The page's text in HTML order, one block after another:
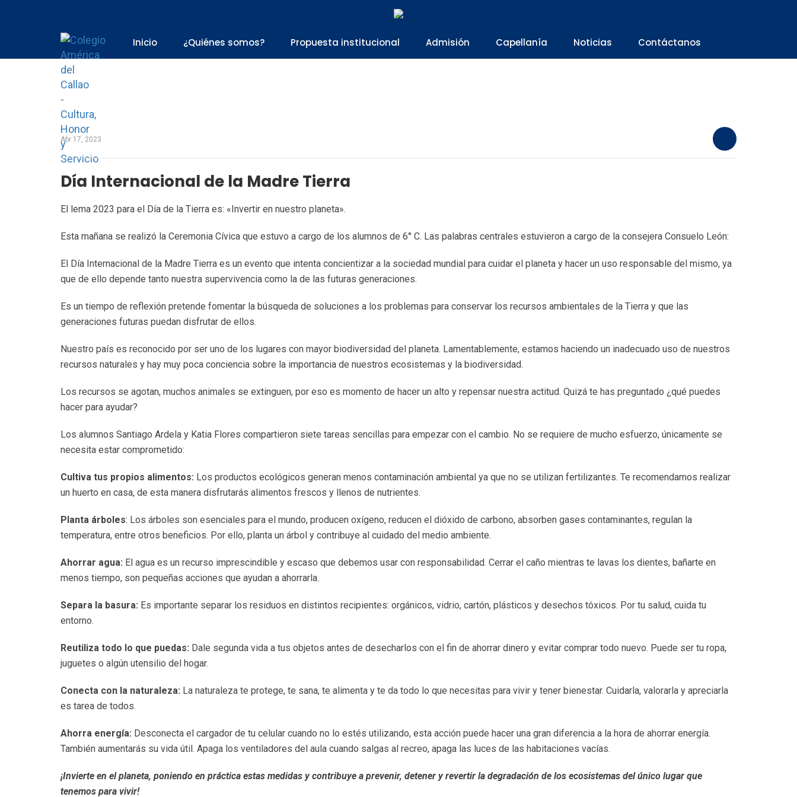
Inicio ¿Quiénes somos? Propuesta institucional Admisión Capellanía Noticias Contáctanos
Abr 17, 2023
Día Internacional de la Madre Tierra
El lema 2023 para el Día de la Tierra es: «Invertir en nuestro planeta».
Esta mañana se realizó la Ceremonia Cívica que estuvo a cargo de los alumnos de 6° C. Las palabras centrales estuvieron a cargo de la consejera Consuelo León:
El Día Internacional de la Madre Tierra es un evento que intenta concientizar a la sociedad mundial para cuidar el planeta y hacer un uso responsable del mismo, ya
que de ello depende tanto nuestra supervivencia como la de las futuras generaciones.
Es un tiempo de reflexión pretende fomentar la búsqueda de soluciones a los problemas para conservar los recursos ambientales de la Tierra y que las
generaciones futuras puedan disfrutar de ellos.
Nuestro país es reconocido por ser uno de los lugares con mayor biodiversidad del planeta. Lamentablemente, estamos haciendo un inadecuado uso de nuestros
recursos naturales y hay muy poca conciencia sobre la importancia de nuestros ecosistemas y la biodiversidad.
Los recursos se agotan, muchos animales se extinguen, por eso es momento de hacer un alto y repensar nuestra actitud. Quizá te has preguntado ¿qué puedes
hacer para ayudar?
Los alumnos Santiago Ardela y Katia Flores compartieron siete tareas sencillas para empezar con el cambio. No se requiere de mucho esfuerzo, únicamente se
necesita estar comprometido:
Cultiva tus propios alimentos: Los productos ecológicos generan menos contaminación ambiental ya que no se utilizan fertilizantes. Te recomendamos realizar
un huerto en casa, de esta manera disfrutarás alimentos frescos y llenos de nutrientes.
Planta árboles: Los árboles son esenciales para el mundo, producen oxígeno, reducen el dióxido de carbono, absorben gases contaminantes, regulan la
temperatura, entre otros beneficios. Por ello, planta un árbol y contribuye al cuidado del medio ambiente.
Ahorrar agua: El agua es un recurso imprescindible y escaso que debemos usar con responsabilidad. Cerrar el caño mientras te lavas los dientes, bañarte en
menos tiempo, son pequeñas acciones que ayudan a ahorrarla.
Separa la basura: Es importante separar los residuos en distintos recipientes: orgánicos, vidrio, cartón, plásticos y desechos tóxicos. Por tu salud, cuida tu
entorno.
Reutiliza todo lo que puedas: Dale segunda vida a tus objetos antes de desecharlos con el fin de ahorrar dinero y evitar comprar todo nuevo. Puede ser tu ropa,
juguetes o algún utensilio del hogar.
Conecta con la naturaleza: La naturaleza te protege, te sana, te alimenta y te da todo lo que necesitas para vivir y tener bienestar. Cuidarla, valorarla y apreciarla
es tarea de todos.
Ahorra energía: Desconecta el cargador de tu celular cuando no lo estés utilizando, esta acción puede hacer una gran diferencia a la hora de ahorrar energía.
También aumentarás su vida útil. Apaga los ventiladores del aula cuando salgas al recreo, apaga las luces de las habitaciones vacías.
¡Invierte en el planeta, poniendo en práctica estas medidas y contribuye a prevenir, detener y revertir la degradación de los ecosistemas del único lugar que
tenemos para vivir!